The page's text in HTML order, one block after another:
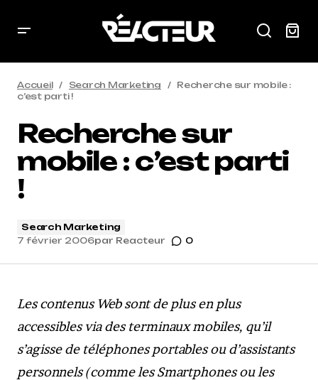
Accueil Search Marketing
Recherche sur mobile :
c’est parti !
Recherche sur
mobile : c’est parti
!
Search Marketing
7 février 2006par Reacteur 0
Les contenus Web sont de plus en plus
accessibles via des terminaux mobiles, qu’il
s’agisse de téléphones portables ou d’assistants
personnels (comme les Smartphones ou les